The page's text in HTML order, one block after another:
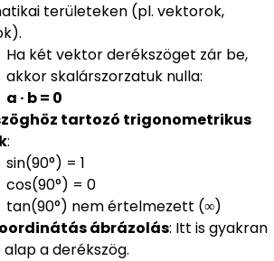
területeken (pl. vektorok,
Ha két vektor derékszöget zár be,
akkor skalárszorzatuk nulla:
a · b = 0
tartozó trigonometrikus
:
sin(90°) = 1
cos(90°) = 0
tan(90°) nem értelmezett (∞)
ábrázolás: Itt is gyakran
alap a derékszög.